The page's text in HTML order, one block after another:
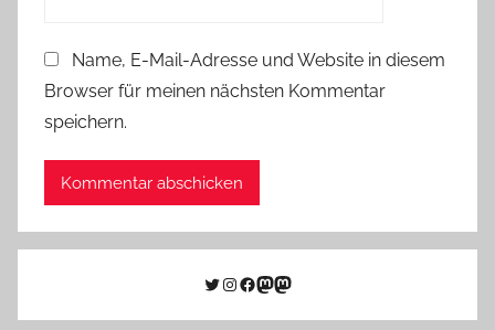
Name, E-Mail-Adresse und Website in diesem
Browser für meinen nächsten Kommentar
speichern.
Twitter
Instagram
Facebook
Link zu Mastodon
Mastodon